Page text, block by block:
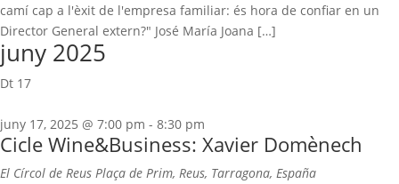
camí cap a l'èxit de l'empresa familiar: és hora de confiar en un
Director General extern?" ⁠José María Joana […]
juny 2025
Dt 17
juny 17, 2025 @ 7:00 pm - 8:30 pm
Cicle Wine&Business: Xavier Domènech
El Círcol de Reus Plaça de Prim, Reus, Tarragona, España